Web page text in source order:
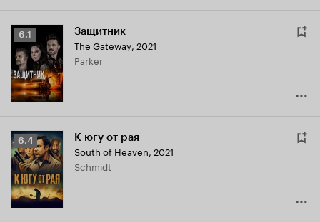
Рейтинг
Кинопоиска
6.1
6.1 Защитник
The Gateway, 2021
Parker
Рейтинг
Кинопоиска
6.4
6.4 К югу от рая
South of Heaven, 2021
Schmidt